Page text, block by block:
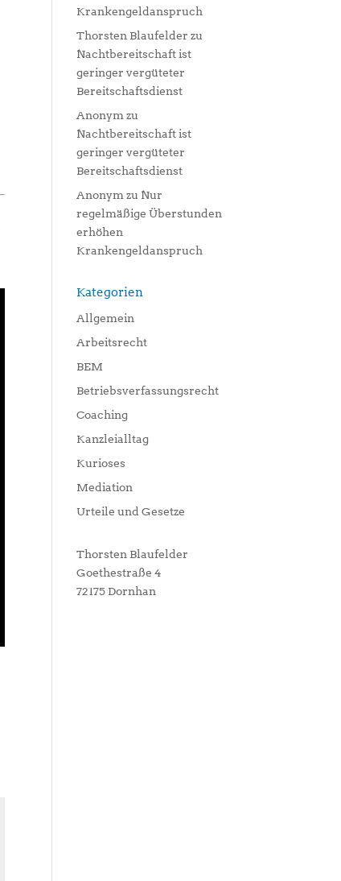
Krankengeldanspruch
Thorsten Blaufelder zu
Nachtbereitschaft ist
geringer vergüteter
Bereitschaftsdienst
Anonym zu
Nachtbereitschaft ist
geringer vergüteter
Bereitschaftsdienst
Anonym zu Nur
regelmäßige Überstunden
erhöhen
Krankengeldanspruch
Kategorien
Allgemein
Arbeitsrecht
BEM
Betriebsverfassungsrecht
Coaching
Kanzleialltag
Kurioses
Mediation
Urteile und Gesetze
Thorsten Blaufelder
Goethestraße 4
72175 Dornhan